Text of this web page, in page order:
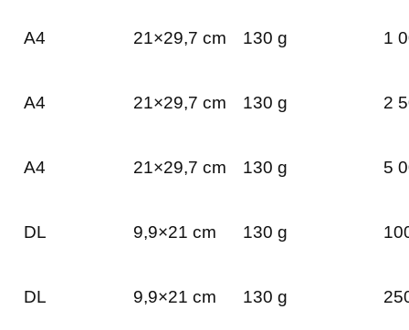
A4 21×29,7 cm 130 g 1
A4 21×29,7 cm 130 g 2
A4 21×29,7 cm 130 g 5
DL 9,9×21 cm 130 g
DL 9,9×21 cm 130 g